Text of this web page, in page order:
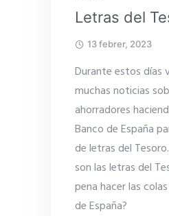
Letras del
13 febrer, 2023
Durante estos días
muchas noticias
ahorradores
Banco de España
de letras del
son las letras del
pena hacer las
de España?